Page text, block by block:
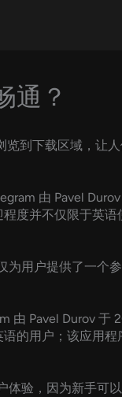
通？
到下载区域，让
由 Pavel
度并不仅限于英语
为用户提供了一个
由 Pavel Durov 于
的用户；该应用
验，因为新手可